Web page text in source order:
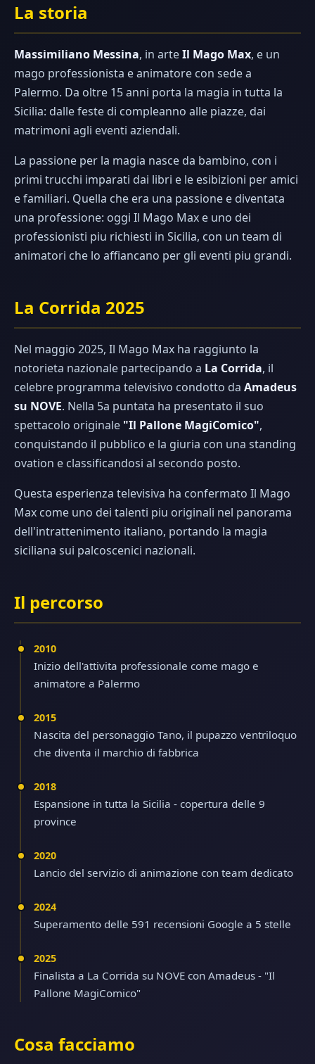
La storia
Massimiliano Messina, in arteIl Mago Max, e un
mago professionista e animatore con sede a
Palermo. Da oltre 15 anni porta la magia in tutta la
Sicilia: dalle feste di compleanno alle piazze, dai
matrimoni agli eventi aziendali.
La passione per la magia nasce da bambino, con i
primi trucchi imparati dai libri e le esibizioni per amici
e familiari. Quella che era una passione e diventata
una professione: oggi Il Mago Max e uno dei
professionisti piu richiesti in Sicilia, con un team di
animatori che lo affiancano per gli eventi piu grandi.
La Corrida 2025
Nel maggio 2025, Il Mago Max ha raggiunto la
notorieta nazionale partecipando a La Corrida, il
celebre programma televisivo condotto da Amadeus
su NOVE. Nella 5a puntata ha presentato il suo
spettacolo originale "Il Pallone MagiComico",
conquistando il pubblico e la giuria con una standing
ovation e classificandosi al secondo posto.
Questa esperienza televisiva ha confermato Il Mago
Max come uno dei talenti piu originali nel panorama
dell'intrattenimento italiano, portando la magia
siciliana sui palcoscenici nazionali.
Il percorso
2010
Inizio dell'attivita professionale come mago e
animatore a Palermo
2015
Nascita del personaggio Tano, il pupazzo ventriloquo
che diventa il marchio di fabbrica
2018
Espansione in tutta la Sicilia - copertura delle 9
province
2020
Lancio del servizio di animazione con team dedicato
2024
Superamento delle 591 recensioni Google a 5 stelle
2025
Finalista a La Corrida su NOVE con Amadeus - "Il
Pallone MagiComico"
Cosa facciamo